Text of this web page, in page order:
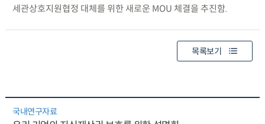
세관상호지원협정 대체를 위한 새로운 MOU 체결을 추진함.
목록보기
국내연구자료